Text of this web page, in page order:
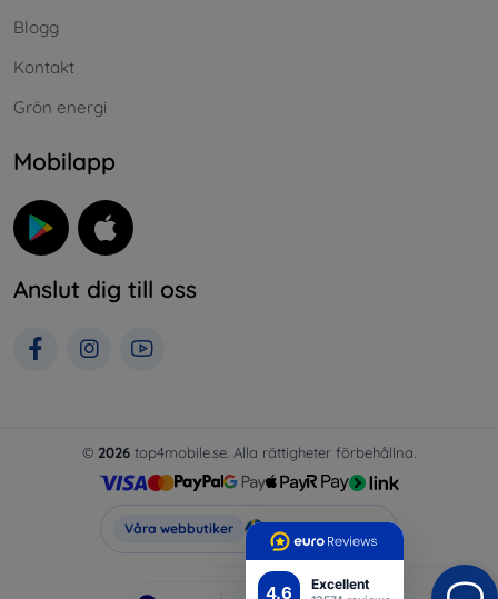
4.6 Excellent
Blogg
Kontakt
Grön energi
Mobilapp
Anslut dig till oss
© 2026 top4mobile.se. Alla rättigheter förbehållna.
Våra webbutiker Top4Mobile.se